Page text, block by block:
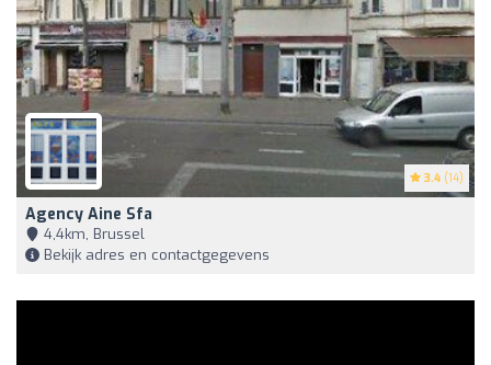
3.4 (14)
Agency Aine Sfa
4,4km, Brussel
Bekijk adres en contactgegevens